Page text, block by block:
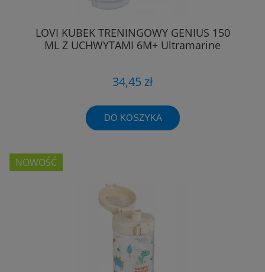
LOVI KUBEK TRENINGOWY GENIUS 150
ML Z UCHWYTAMI 6M+ Ultramarine
34,45 zł
DO KOSZYKA
NOWOŚĆ